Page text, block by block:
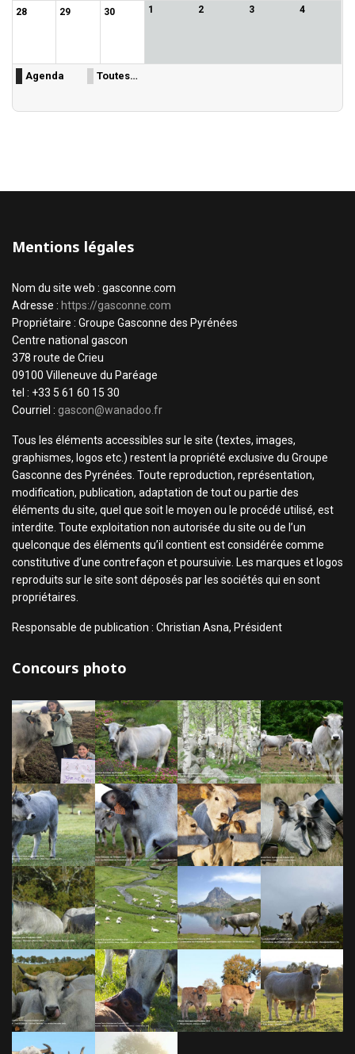
28 29 30 1 2 3 4
Agenda Toutes…
Mentions légales
Nom du site web : gasconne.com
Adresse : https://gasconne.com
Propriétaire : Groupe Gasconne des Pyrénées
Centre national gascon
378 route de Crieu
09100 Villeneuve du Paréage
tel : +33 5 61 60 15 30
Courriel : gascon@wanadoo.fr
Tous les éléments accessibles sur le site (textes, images,
graphismes, logos etc.) restent la propriété exclusive du Groupe
Gasconne des Pyrénées. Toute reproduction, représentation,
modification, publication, adaptation de tout ou partie des
éléments du site, quel que soit le moyen ou le procédé utilisé, est
interdite. Toute exploitation non autorisée du site ou de l’un
quelconque des éléments qu’il contient est considérée comme
constitutive d’une contrefaçon et poursuivie. Les marques et logos
reproduits sur le site sont déposés par les sociétés qui en sont
propriétaires.
Responsable de publication : Christian Asna, Président
Concours photo